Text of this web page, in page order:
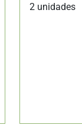
2 unidades